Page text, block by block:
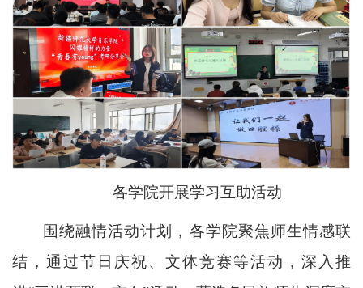
各学院开展学习互助活动
围绕融情活动计划，各学院聚焦师生情感联
结，通过节日庆祝、文体竞赛等活动，深入推